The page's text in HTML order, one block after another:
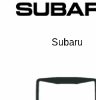
Subaru